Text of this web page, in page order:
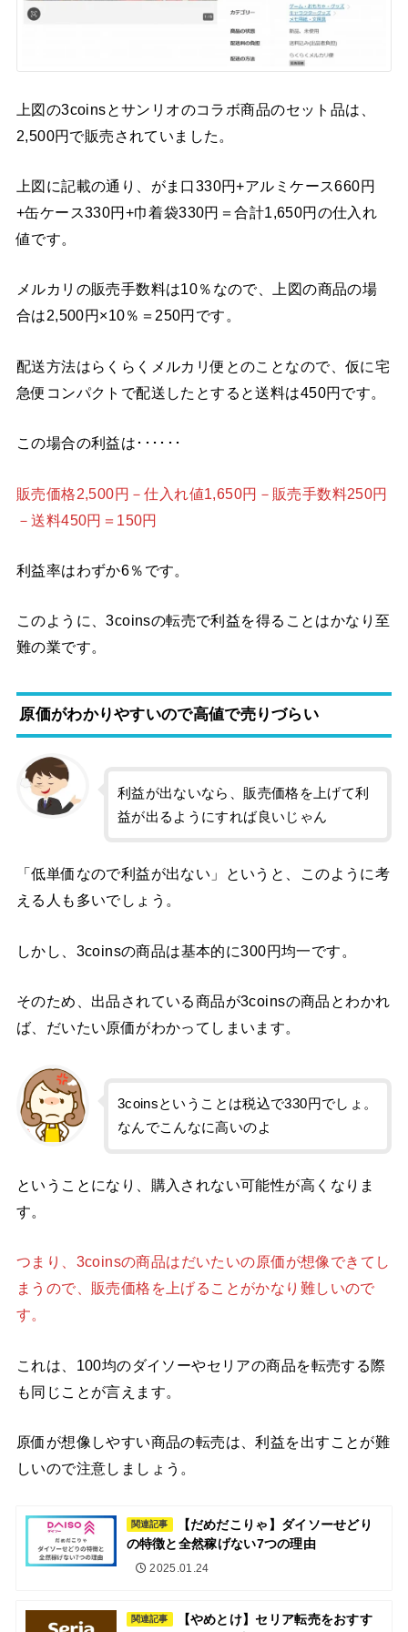
上図の3coinsとサンリオのコラボ商品のセット品は、
2,500円で販売されていました。
上図に記載の通り、がま口330円+アルミケース660円
+缶ケース330円+巾着袋330円＝合計1,650円の仕入れ
値です。
メルカリの販売手数料は10％なので、上図の商品の場
合は2,500円×10％＝250円です。
配送方法はらくらくメルカリ便とのことなので、仮に宅
急便コンパクトで配送したとすると送料は450円です。
この場合の利益は･･････
販売価格2,500円－仕入れ値1,650円－販売手数料250円
－送料450円＝150円
利益率はわずか6％です。
このように、3coinsの転売で利益を得ることはかなり至
難の業です。
原価がわかりやすいので高値で売りづらい
利益が出ないなら、販売価格を上げて利
益が出るようにすれば良いじゃん
「低単価なので利益が出ない」というと、このように考
える人も多いでしょう。
しかし、3coinsの商品は基本的に300円均一です。
そのため、出品されている商品が3coinsの商品とわかれ
ば、だいたい原価がわかってしまいます。
3coinsということは税込で330円でしょ。
なんでこんなに高いのよ
ということになり、購入されない可能性が高くなりま
す。
つまり、3coinsの商品はだいたいの原価が想像できてし
まうので、販売価格を上げることがかなり難しいので
す。
これは、100均のダイソーやセリアの商品を転売する際
も同じことが言えます。
原価が想像しやすい商品の転売は、利益を出すことが難
しいので注意しましょう。
関連記事
【だめだこりゃ】ダイソーせどり
の特徴と全然稼げない7つの理由
2025.01.24
関連記事
【やめとけ】セリア転売をおすす